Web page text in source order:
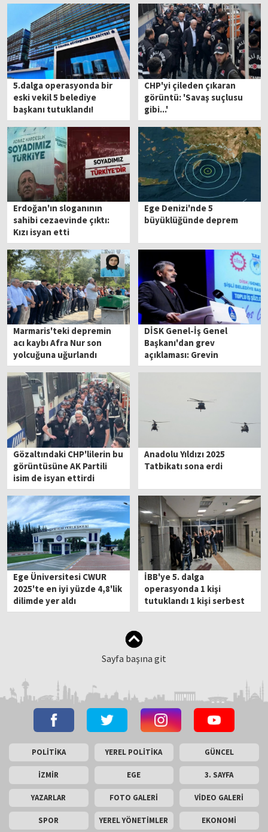
5.dalga operasyonda bir
eski vekil 5 belediye
başkanı tutuklandı!
CHP'yi çileden çıkaran
görüntü: 'Savaş suçlusu
gibi...'
Erdoğan'ın sloganının
sahibi cezaevinde çıktı:
Kızı isyan etti
Ege Denizi'nde 5
büyüklüğünde deprem
Marmaris'teki depremin
acı kaybı Afra Nur son
yolcuğuna uğurlandı
DİSK Genel-İş Genel
Başkanı'dan grev
açıklaması: Grevin
sorumlusu Büyükşehir'dir
Gözaltındaki CHP'lilerin bu
görüntüsüne AK Partili
isim de isyan ettirdi
Anadolu Yıldızı 2025
Tatbikatı sona erdi
Ege Üniversitesi CWUR
2025'te en iyi yüzde 4,8'lik
dilimde yer aldı
İBB'ye 5. dalga
operasyonda 1 kişi
tutuklandı 1 kişi serbest
bırakıldı
Sayfa başına git
POLİTİKA YEREL POLİTİKA GÜNCEL
İZMİR EGE 3. SAYFA
YAZARLAR FOTO GALERİ VİDEO GALERİ
SPOR YEREL YÖNETİMLER EKONOMİ